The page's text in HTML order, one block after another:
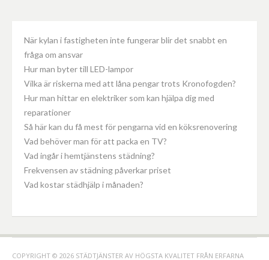
När kylan i fastigheten inte fungerar blir det snabbt en
fråga om ansvar
Hur man byter till LED-lampor
Vilka är riskerna med att låna pengar trots Kronofogden?
Hur man hittar en elektriker som kan hjälpa dig med
reparationer
Så här kan du få mest för pengarna vid en köksrenovering
Vad behöver man för att packa en TV?
Vad ingår i hemtjänstens städning?
Frekvensen av städning påverkar priset
Vad kostar städhjälp i månaden?
COPYRIGHT © 2026 STÄDTJÄNSTER AV HÖGSTA KVALITET FRÅN ERFARNA